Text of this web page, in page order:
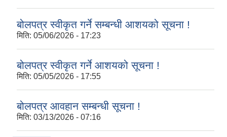
बोलपत्र स्वीकृत गर्ने सम्बन्धी आशयको सूचना !
मिति: 05/06/2026 - 17:23
बोलपत्र स्वीकृत गर्ने आशयको सूचना !
मिति: 05/05/2026 - 17:55
बोलपत्र आवहान सम्बन्धी सूचना !
मिति: 03/13/2026 - 07:16